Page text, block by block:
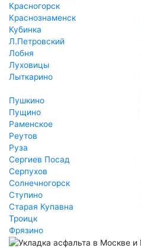
Красногорск
Краснознаменск
Кубинка
Л.Петровский
Лобня
Луховицы
Лыткарино
Пушкино
Пущино
Раменское
Реутов
Руза
Сергиев Посад
Серпухов
Солнечногорск
Ступино
Старая Купавна
Троицк
Фрязино